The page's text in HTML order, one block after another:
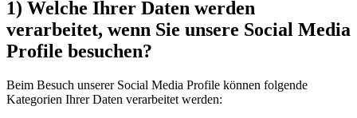
1) Welche Ihrer Daten werden
verarbeitet, wenn Sie unsere Social Media
Profile besuchen?
Beim Besuch unserer Social Media Profile können folgende
Kategorien Ihrer Daten verarbeitet werden: